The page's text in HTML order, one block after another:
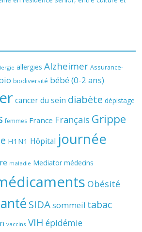
allergies Alzheimer Assurance-
biodiversité bébé (0-2 ans)
cancer du sein diabète dépistage
femmes France Français Grippe
H1N1 Hôpital journée
maladie Mediator médecins
Obésité
SIDAsommeil tabac
vaccins VIH épidémie